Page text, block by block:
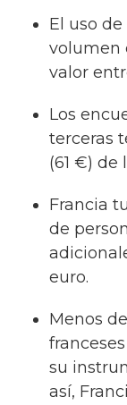
El uso
volumen
valor
Los
terceras
(61 €) de
Francia
de
euro.
Menos
su
así,